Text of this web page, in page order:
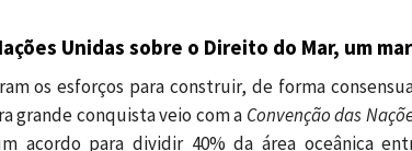
Unidas sobre o Direito do Mar, um
os esforços para construir, de forma
grande conquista veio com a Convenção das
acordo para dividir 40% da área oceânica